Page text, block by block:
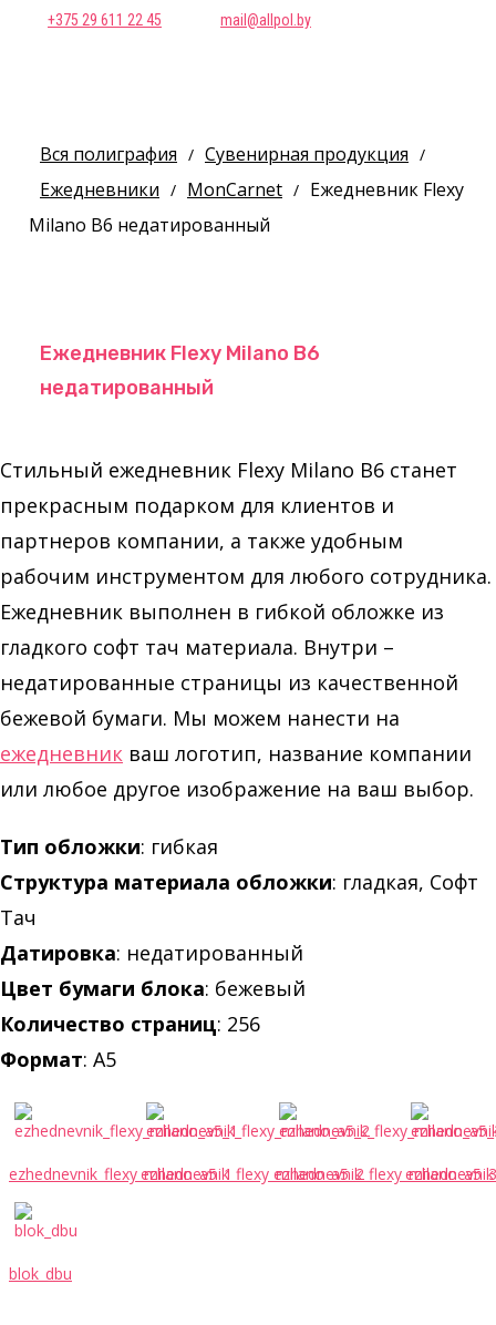
+375 29 611 22 45 mail@allpol.by
Вся полиграфия / Сувенирная продукция /
Ежедневники / MonCarnet / Ежедневник Flexy
Milano B6 недатированный
Ежедневник Flexy Milano B6
недатированный
Стильный ежедневник Flexy Milano B6 станет
прекрасным подарком для клиентов и
партнеров компании, а также удобным
рабочим инструментом для любого сотрудника.
Ежедневник выполнен в гибкой обложке из
гладкого софт тач материала. Внутри –
недатированные страницы из качественной
бежевой бумаги. Мы можем нанести на
ежедневник ваш логотип, название компании
или любое другое изображение на ваш выбор.
Тип обложки: гибкая
Структура материала обложки: гладкая, Софт
Тач
Датировка: недатированный
Цвет бумаги блока: бежевый
Количество страниц: 256
Формат: А5
ezhednevnik_flexy_milano_a5_1ezhednevnik_flexy_milano_a5_2ezhednevnik_flexy_milano_a5_3
blok_dbu